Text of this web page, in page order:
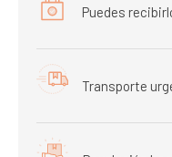
Puedes
Transporte